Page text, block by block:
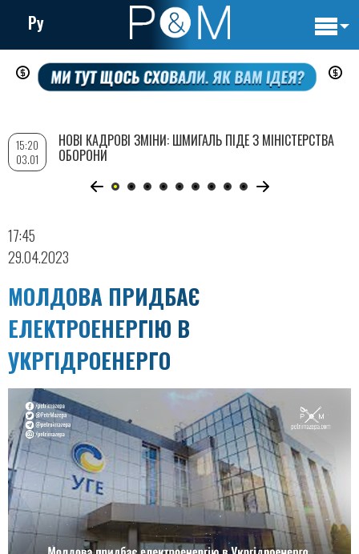
Перейти
до
вмісту
Ру
17:45
29.04.2023
МОЛДОВА ПРИДБАЄ
ЕЛЕКТРОЕНЕРГІЮ В
УКРГІДРОЕНЕРГО
15:20
03.01
НОВІ КАДРОВІ ЗМІНИ: ШМИГАЛЬ ПІДЕ З МІНІСТЕРСТВА
ОБОРОНИ